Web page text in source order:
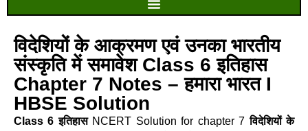
विदेशियों के आक्रमण एवं उनका भारतीय
संस्कृति में समावेश Class 6 इतिहास
Chapter 7 Notes – हमारा भारत I
HBSE Solution
Class 6 इतिहासNCERT Solution for chapter 7विदेशियों के